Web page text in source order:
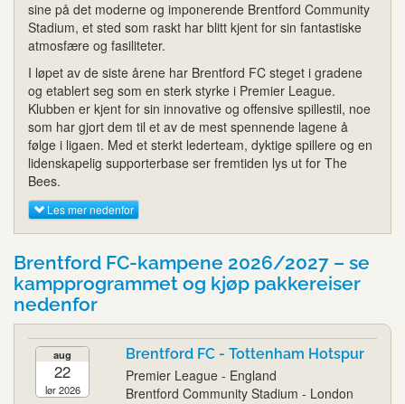
sine på det moderne og imponerende Brentford Community
Stadium, et sted som raskt har blitt kjent for sin fantastiske
atmosfære og fasiliteter.
I løpet av de siste årene har Brentford FC steget i gradene
og etablert seg som en sterk styrke i Premier League.
Klubben er kjent for sin innovative og offensive spillestil, noe
som har gjort dem til et av de mest spennende lagene å
følge i ligaen. Med et sterkt lederteam, dyktige spillere og en
lidenskapelig supporterbase ser fremtiden lys ut for The
Bees.
Les mer nedenfor
Brentford FC-kampene 2026/2027 – se
kampprogrammet og kjøp pakkereiser
nedenfor
aug
22
lør 2026
Brentford FC - Tottenham Hotspur
Premier League - England
Brentford Community Stadium - London